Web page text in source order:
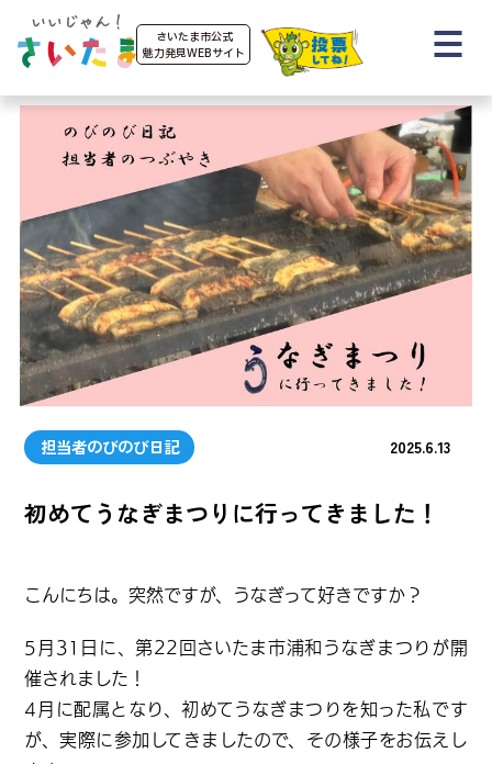
さいたま市公式
魅力発見WEBサイト
お知らせ
推しポイント
ローカルボイス
さいたまスゴい！
行ってみる？
担当者のびのび日記 2025.6.13
初めてうなぎまつりに行ってきました！
こんにちは。突然ですが、うなぎって好きですか？
5月31日に、第22回さいたま市浦和うなぎまつりが開
催されました！
4月に配属となり、初めてうなぎまつりを知った私です
が、実際に参加してきましたので、その様子をお伝えし